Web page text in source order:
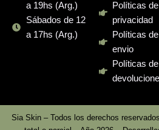
a 19hs (Arg.)
Sábados de 12
a 17hs (Arg.)
Políticas de
privacidad
Políticas de
envio
Políticas de
Sia Skin – Todos los derechos